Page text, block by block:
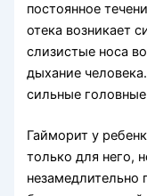
постоянное
отека возникает
слизистые носа
дыхание
сильные
Гайморит у
только для него,
незамедлительно